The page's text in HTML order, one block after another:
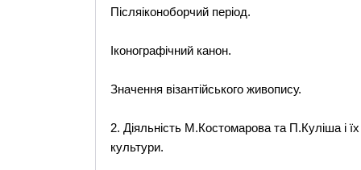
Післяіконоборчий період.
Іконографічний канон.
Значення візантійського живопису.
2. Діяльність М.Костомарова та П.Куліша і
культури.